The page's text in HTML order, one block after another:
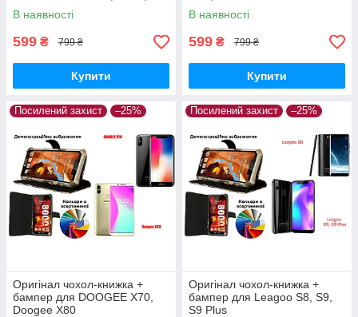
3
В наявності
599 ₴ 799 ₴
Купити
В наявності
599 ₴ 799 ₴
Купити
Посилений захист –25%
Оригінал чохол-книжка +
бампер для DOOGEE X70,
Doogee X80
Посилений захист –25%
Оригінал чохол-книжка +
бампер для Leagoo S8, S9,
S9 Plus